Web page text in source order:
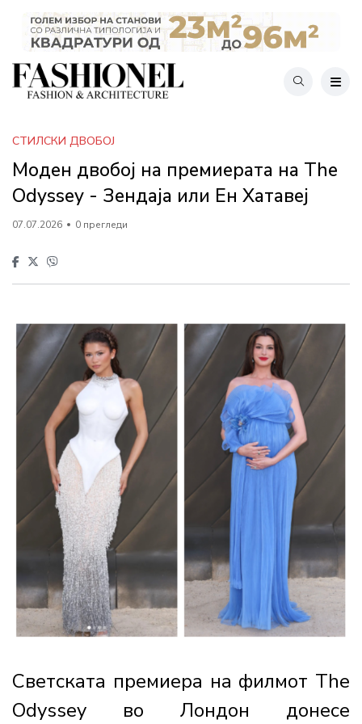
СТИЛСКИ ДВОБОЈ
Моден двобој на премиерата на The
Odyssey - Зендаја или Ен Хатавеј
07.07.2026 0 прегледи
Светската премиера на филмот The
Odyssey во Лондон донесе